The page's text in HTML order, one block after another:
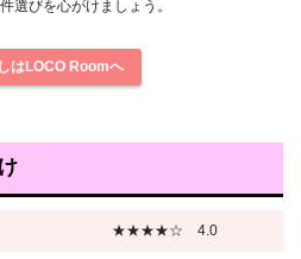
選びを心がけましょう。
はLOCO Roomへ
★★★★☆ 4.0